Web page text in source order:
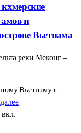
кхмерские
и
Вьетнама
реки Меконг –
Вьетнаму с